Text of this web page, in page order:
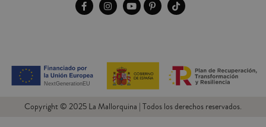
Copyright © 2025 La Mallorquina | Todos los derechos reservados.